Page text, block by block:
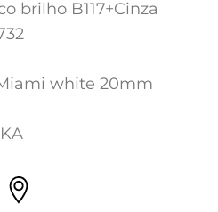
brilho B117+Cinza
white 20mm